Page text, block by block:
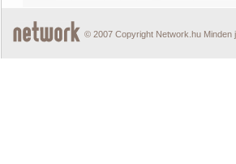
© 2007 Copyright Network.hu Minden